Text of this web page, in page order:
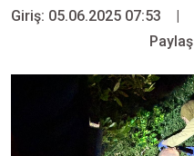
Giriş: 05.06.2025 07:53 |
Paylaş